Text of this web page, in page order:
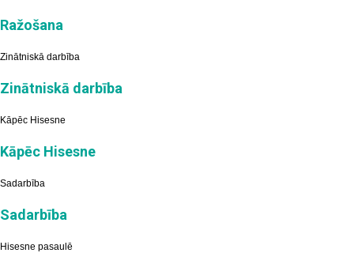
Ražošana
Zinātniskā darbība
Zinātniskā darbība
Kāpēc Hisesne
Kāpēc Hisesne
Sadarbība
Sadarbība
Hisesne pasaulē